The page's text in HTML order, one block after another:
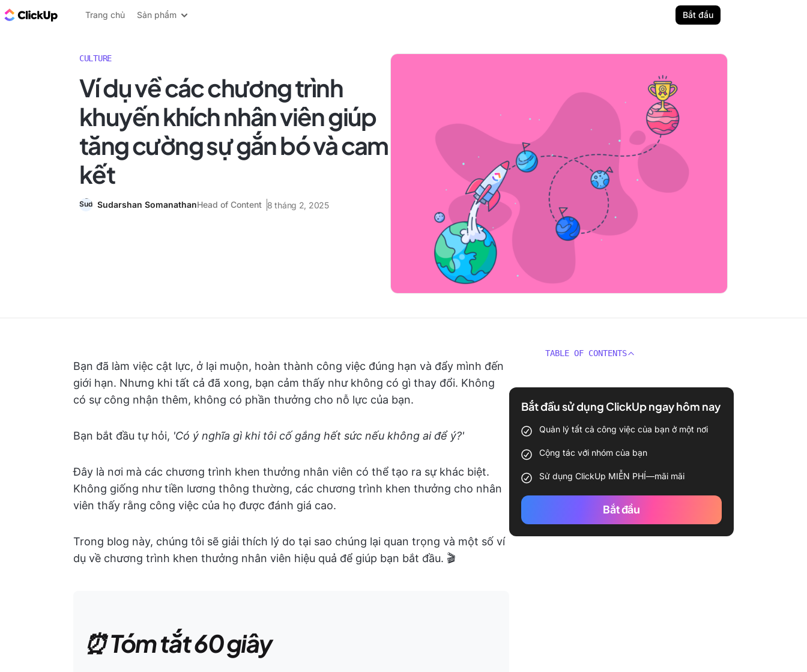
ClickUp Blog
Trang chủ Sản phẩm Bắt đầu
CULTURE
Ví dụ về các chương trình
khuyến khích nhân viên giúp
tăng cường sự gắn bó và cam
kết
Sudarshan SomanathanHead of Content 8 tháng 2, 2025
Bạn đã làm việc cật lực, ở lại muộn, hoàn thành công việc đúng hạn và đẩy mình đến
giới hạn. Nhưng khi tất cả đã xong, bạn cảm thấy như không có gì thay đổi. Không
có sự công nhận thêm, không có phần thưởng cho nỗ lực của bạn.
Bạn bắt đầu tự hỏi, 'Có ý nghĩa gì khi tôi cố gắng hết sức nếu không ai để ý?'
Đây là nơi mà các chương trình khen thưởng nhân viên có thể tạo ra sự khác biệt.
Không giống như tiền lương thông thường, các chương trình khen thưởng cho nhân
viên thấy rằng công việc của họ được đánh giá cao.
Trong blog này, chúng tôi sẽ giải thích lý do tại sao chúng lại quan trọng và một số ví
dụ về chương trình khen thưởng nhân viên hiệu quả để giúp bạn bắt đầu. 🎬
⏰ Tóm tắt 60 giây
TABLE OF CONTENTS
Bắt đầu sử dụng ClickUp ngay hôm nay
Quản lý tất cả công việc của bạn ở một nơi
Cộng tác với nhóm của bạn
Sử dụng ClickUp MIỄN PHÍ—mãi mãi
Bắt đầu